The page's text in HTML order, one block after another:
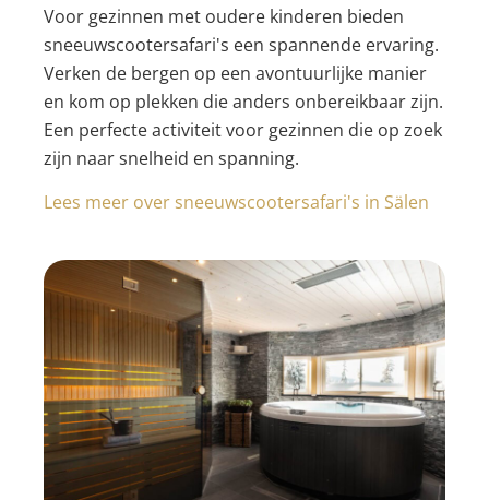
Voor gezinnen met oudere kinderen bieden
sneeuwscootersafari's een spannende ervaring.
Verken de bergen op een avontuurlijke manier
en kom op plekken die anders onbereikbaar zijn.
Een perfecte activiteit voor gezinnen die op zoek
zijn naar snelheid en spanning.
Lees meer over sneeuwscootersafari's in Sälen